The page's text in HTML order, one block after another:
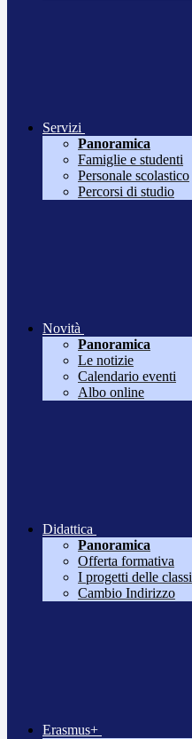
Servizi
Panoramica
Famiglie e studenti
Personale scolastico
Percorsi di studio
Novità
Panoramica
Le notizie
Calendario eventi
Albo online
Didattica
Panoramica
Offerta formativa
I progetti delle classi
Cambio Indirizzo
Erasmus+